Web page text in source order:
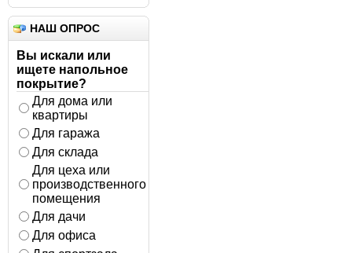
НАШ ОПРОС
Вы искали или
ищете напольное
покрытие?
Для дома или
квартиры
Для гаража
Для склада
Для цеха или
производственного
помещения
Для дачи
Для офиса